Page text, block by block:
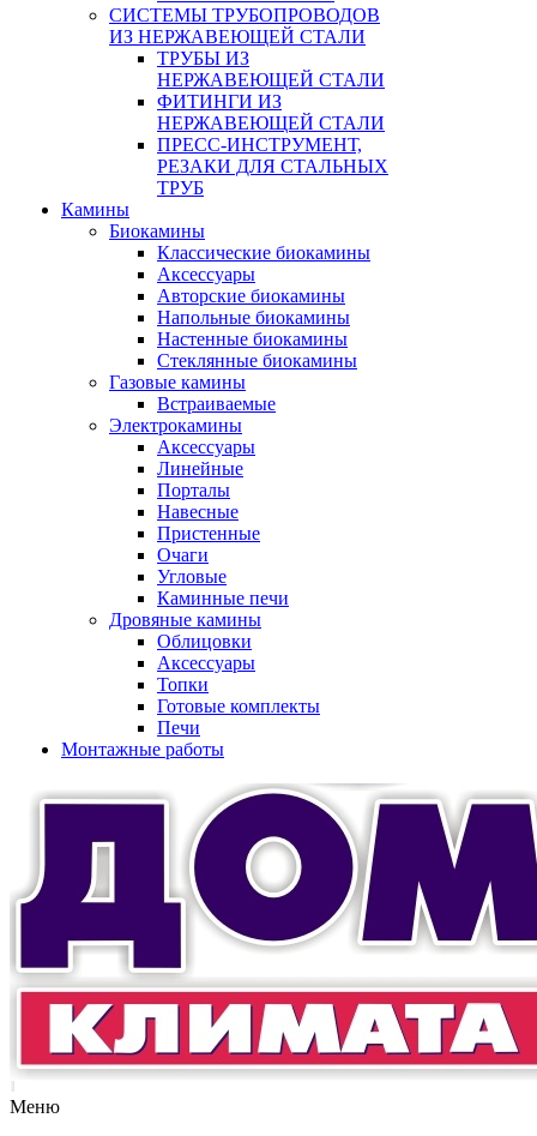
СИСТЕМЫ ТРУБОПРОВОДОВ
ИЗ НЕРЖАВЕЮЩЕЙ СТАЛИ
ТРУБЫ ИЗ
НЕРЖАВЕЮЩЕЙ СТАЛИ
ФИТИНГИ ИЗ
НЕРЖАВЕЮЩЕЙ СТАЛИ
ПРЕСС-ИНСТРУМЕНТ,
РЕЗАКИ ДЛЯ СТАЛЬНЫХ
ТРУБ
Камины
Биокамины
Классические биокамины
Аксессуары
Авторские биокамины
Напольные биокамины
Настенные биокамины
Стеклянные биокамины
Газовые камины
Встраиваемые
Электрокамины
Аксессуары
Линейные
Порталы
Навесные
Пристенные
Очаги
Угловые
Каминные печи
Дровяные камины
Облицовки
Аксессуары
Топки
Готовые комплекты
Печи
Монтажные работы
Меню